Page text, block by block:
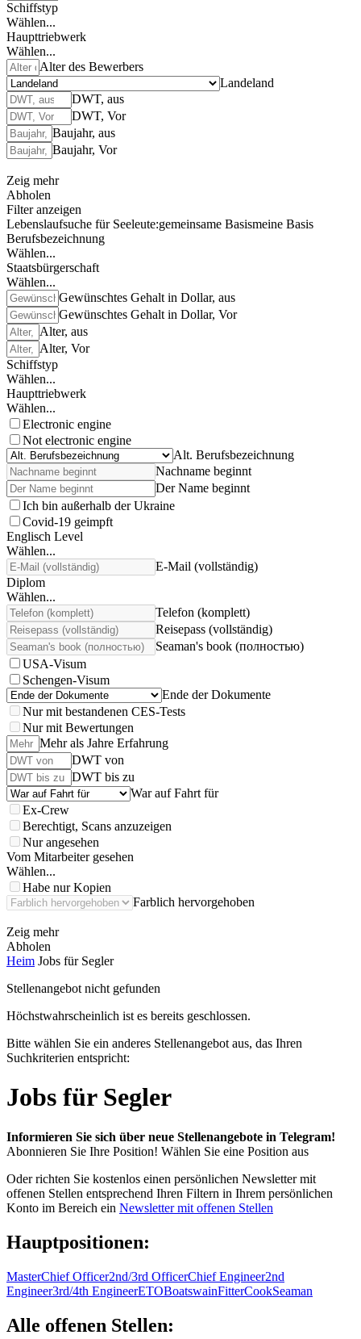
Schiffstyp
Wählen...
Haupttriebwerk
Wählen...
Alter des Bewerbers
Landeland
DWT, aus
DWT, Vor
Baujahr, aus
Baujahr, Vor
Zeig mehr
Abholen
Filter anzeigen
Lebenslaufsuche für Seeleute:gemeinsame Basismeine Basis
Berufsbezeichnung
Wählen...
Staatsbürgerschaft
Wählen...
Gewünschtes Gehalt in Dollar, aus
Gewünschtes Gehalt in Dollar, Vor
Alter, aus
Alter, Vor
Schiffstyp
Wählen...
Haupttriebwerk
Wählen...
Electronic engine
Not electronic engine
Alt. Berufsbezeichnung
Nachname beginnt
Der Name beginnt
Ich bin außerhalb der Ukraine
Covid-19 geimpft
Englisch Level
Wählen...
E-Mail (vollständig)
Diplom
Wählen...
Telefon (komplett)
Reisepass (vollständig)
Seaman's book (полностью)
USA-Visum
Schengen-Visum
Ende der Dokumente
Nur mit bestandenen CES-Tests
Nur mit Bewertungen
Mehr als Jahre Erfahrung
DWT von
DWT bis zu
War auf Fahrt für
Ex-Crew
Berechtigt, Scans anzuzeigen
Nur angesehen
Vom Mitarbeiter gesehen
Wählen...
Habe nur Kopien
Farblich hervorgehoben
Zeig mehr
Abholen
Heim Jobs für Segler
Stellenangebot nicht gefunden
Höchstwahrscheinlich ist es bereits geschlossen.
Bitte wählen Sie ein anderes Stellenangebot aus, das Ihren
Suchkriterien entspricht:
Jobs für Segler
Informieren Sie sich über neue Stellenangebote in Telegram!
Abonnieren Sie Ihre Position! Wählen Sie eine Position aus
Oder richten Sie kostenlos einen persönlichen Newsletter mit
offenen Stellen entsprechend Ihren Filtern in Ihrem persönlichen
Konto im Bereich ein Newsletter mit offenen Stellen
Hauptpositionen:
MasterChief Officer2nd/3rd OfficerChief Engineer2nd
Engineer3rd/4th EngineerETOBoatswainFitterCookSeaman
Alle offenen Stellen: